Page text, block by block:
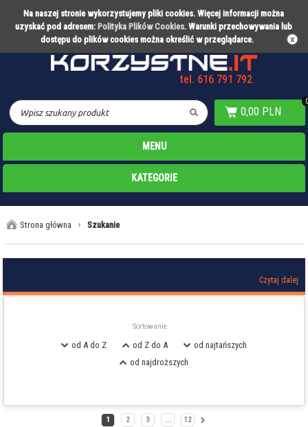
Na naszej stronie wykorzystujemy pliki cookies. Więcej informacji można
uzyskać pod adresem: Polityka Plików Cookies. Warunki przechowywania lub
dostępu do plików cookies można określić w przeglądarce.
Partner technologiczny Warty Poznań
tel. 616 791 792
0,00 PLN
0
MENU
KATEGORIE
Strona główna › Szukanie
Czytaj dalej
Sortowanie:
od A do Z od Z do A
od najtańszych
od najdroższych
1 2 3 ... 12